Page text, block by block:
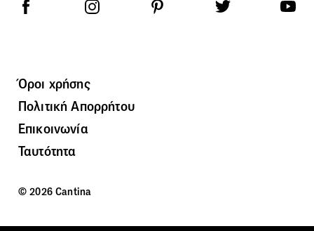
Όροι χρήσης
Πολιτική Απορρήτου
Επικοινωνία
Ταυτότητα
© 2026 Cantina